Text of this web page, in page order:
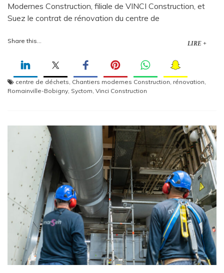
Modernes Construction, filiale de VINCI Construction, et
Suez le contrat de rénovation du centre de
Share this... LIRE +
centre de déchets, Chantiers modernes Construction, rénovation,
Romainville-Bobigny, Syctom, Vinci Construction